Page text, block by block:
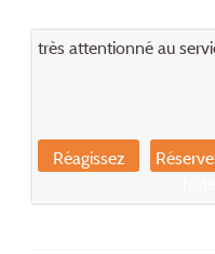
très attentionné au
Réagissez